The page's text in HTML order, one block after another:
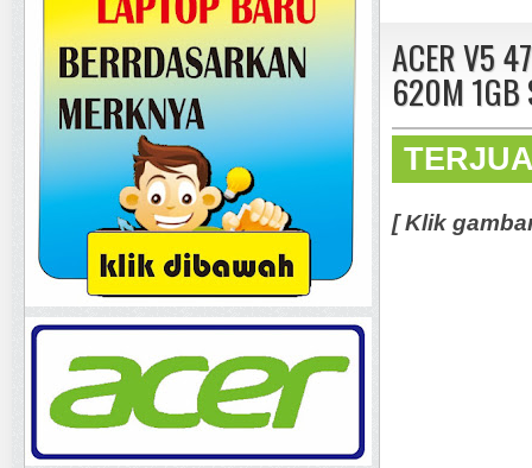
ACER V5
620M 1GB
[ Klik